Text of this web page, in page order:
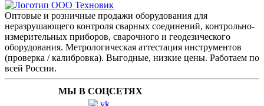
Оптовые и розничные продажи оборудования для
неразрушающего контроля сварных соединений, контрольно-
измерительных приборов, сварочного и геодезического
оборудования. Метрологическая аттестация инструментов
(проверка / калибровка). Выгодные, низкие цены. Работаем по
всей России.
МЫ В СОЦСЕТЯХ